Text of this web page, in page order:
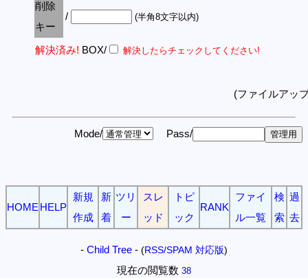
削除
キー
/ (半角8文字以内)
解決済み! BOX/ 解決したらチェックしてください!
(ファイルアッ
Mode/ Pass/
HOME HELP
新規
作成
新
着
ツリ
ー
スレ
ッド
トピ
ック
RANK
ファイ
ル一覧
検
索
過
去
- Child Tree - (RSS/SPAM 対応版)
現在の閲覧数 38